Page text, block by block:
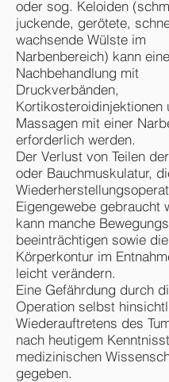
oder sog. Keloiden
juckende, gerötete,
wachsende Wülste im
Narbenbereich) kann eine
Nachbehandlung mit
Druckverbänden,
Kortikosteroidinjektionen
Massagen mit einer
erforderlich werden.
Der Verlust von Teilen
oder Bauchmuskulatur,
Eigengewebe gebraucht
kann manche
beeinträchtigen sowie die
Körperkontur im
leicht verändern.
Eine Gefährdung durch
Operation selbst
Wiederauftretens des
nach heutigem
medizinischen
gegeben.